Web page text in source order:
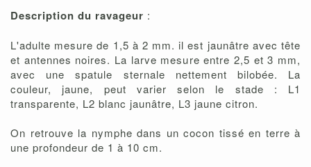
Description du ravageur :
L'adulte mesure de 1,5 à 2 mm. il est jaunâtre avec tête
et antennes noires. La larve mesure entre 2,5 et 3 mm,
avec une spatule sternale nettement bilobée. La
couleur, jaune, peut varier selon le stade : L1
transparente, L2 blanc jaunâtre, L3 jaune citron.
On retrouve la nymphe dans un cocon tissé en terre à
une profondeur de 1 à 10 cm.